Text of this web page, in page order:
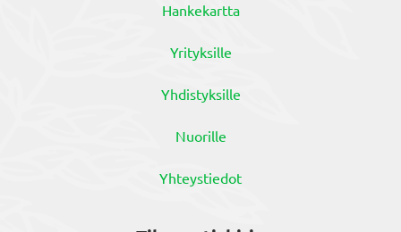
Hankekartta
Yrityksille
Yhdistyksille
Nuorille
Yhteystiedot